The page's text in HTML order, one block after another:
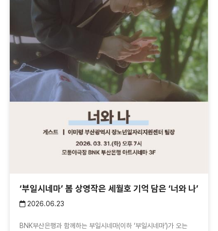
‘부일시네마’ 봄 상영작은 세월호 기억 담은 ‘너와 나’
2026.06.23
BNK부산은행과 함께하는 부일시네마(이하 ‘부일시네마’)가 오는